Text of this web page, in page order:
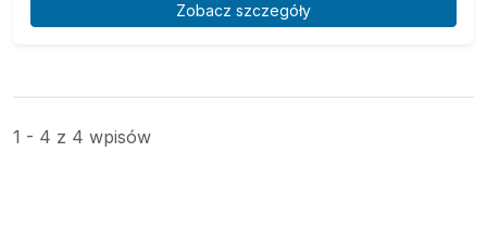
Zobacz szczegóły
1 - 4 z 4 wpisów